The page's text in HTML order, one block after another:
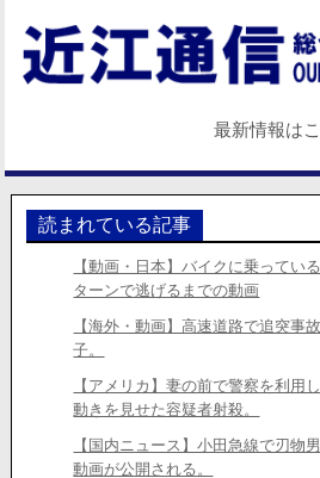
最新情報は
読まれている記事
【動画・日本】バイクに乗ってい
ターンで逃げるまでの動画
【海外・動画】高速道路で追突事
子。
【アメリカ】妻の前で警察を利用
動きを見せた容疑者射殺。
【国内ニュース】小田急線で刃物
動画が公開される。